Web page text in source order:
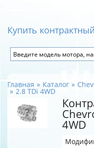
Купить
Главная Каталог
2.8 TDi 4WD
4WD